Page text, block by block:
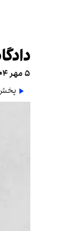
۵ مهر ۱۴۰۴، ۱۱:۱۲ (‎+۱ گرینویچ)